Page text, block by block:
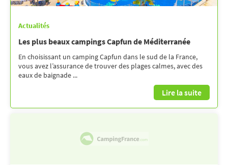
Actualités
Les plus beaux campings Capfun de Méditerranée
En choisissant un camping Capfun dans le sud de la France,
vous avez l’assurance de trouver des plages calmes, avec des
eaux de baignade ...
Lire la suite